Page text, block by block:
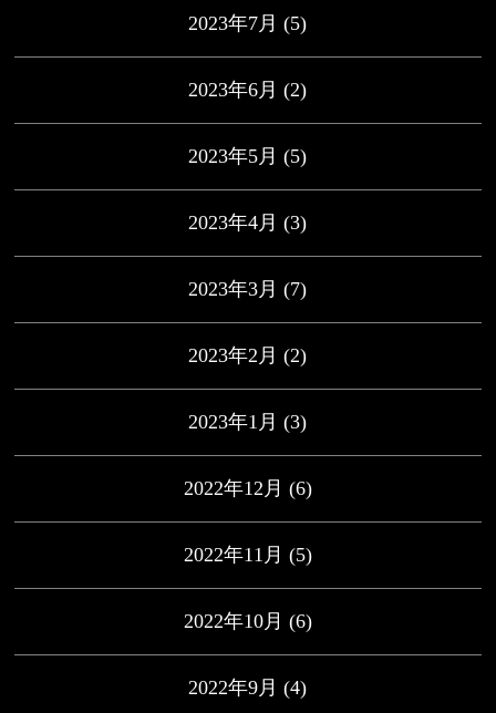
2023年7月 (5)
2023年6月 (2)
2023年5月 (5)
2023年4月 (3)
2023年3月 (7)
2023年2月 (2)
2023年1月 (3)
2022年12月 (6)
2022年11月 (5)
2022年10月 (6)
2022年9月 (4)